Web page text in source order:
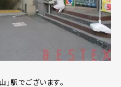
駅でございます。